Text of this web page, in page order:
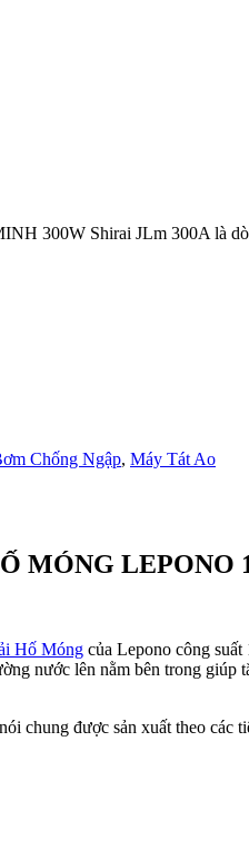
300W Shirai JLm 300A là
Chống Ngập, Máy Tát Ao
MÓNG LEPONO
Hố Móng của Lepono công
nước lên nằm bên trong
chung được sản xuất theo các